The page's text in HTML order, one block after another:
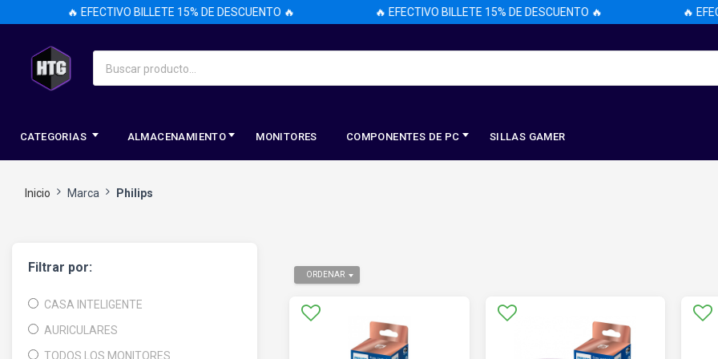
🔥 EFECTIVO BILLETE 15% DE DESCUENTO 🔥 🔥 EFECTIVO BILLETE 15% DE DESCUENTO 🔥 🔥
CATEGORIAS ALMACENAMIENTO MONITORES COMPONENTES DE PC SILLAS GAMER
Inicio Marca Philips
Filtrar por:
CASA INTELIGENTE
AURICULARES
TODOS LOS MONITORES
ORDENAR